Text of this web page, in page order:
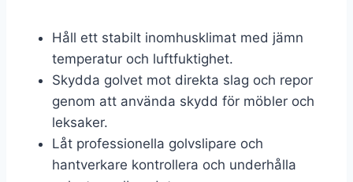
Håll ett stabilt inomhusklimat med jämn
temperatur och luftfuktighet.
Skydda golvet mot direkta slag och repor
genom att använda skydd för möbler och
leksaker.
Låt professionella golvslipare och
hantverkare kontrollera och underhålla